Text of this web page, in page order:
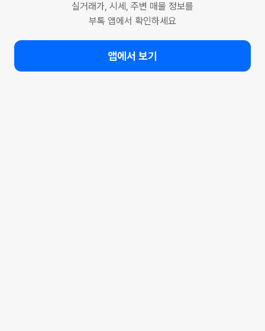
실거래가, 시세, 주변 매물 정보를
부톡 앱에서 확인하세요
앱에서 보기